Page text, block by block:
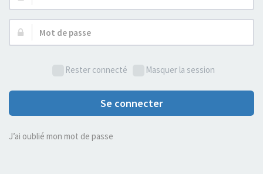
Mot
Rester connecté Masquer la session
Se connecter
J’ai oublié mon mot de passe